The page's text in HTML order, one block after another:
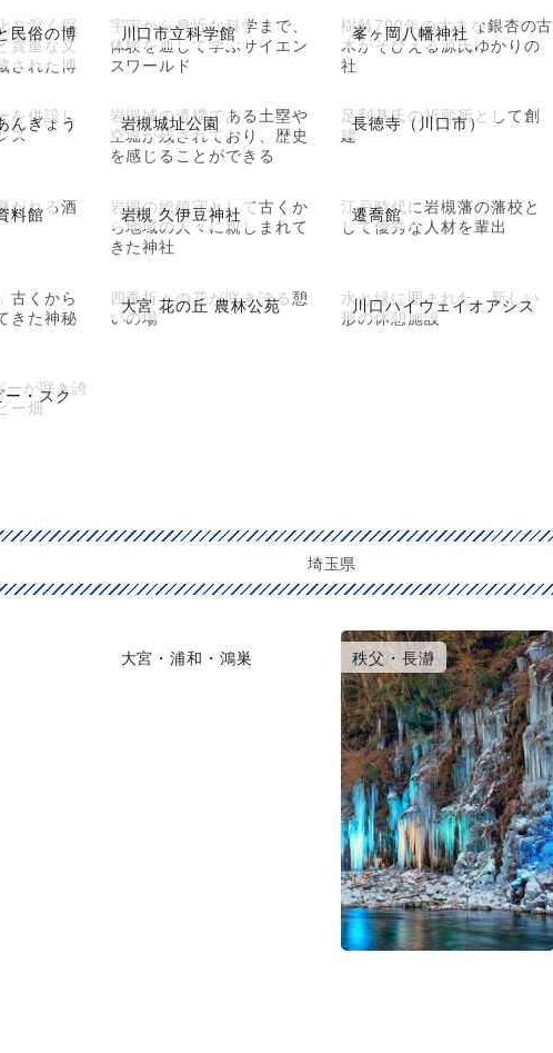
民俗の博
を深く探
貴重な文
された博
川口市立科学館
宇宙から身近な科学まで、
体験を通して学ぶサイエン
スワールド
峯ヶ岡八幡神社
樹齢700年の大きな銀杏の古
木がそびえる源氏ゆかりの
社
んぎょう
を併設し
ス
岩槻城址公園
岩槻城の遺構である土塁や
空堀が残されており、歴史
を感じることができる
長徳寺（川口市）
足利基氏の祈願所として創
建
料館
がれる酒
岩槻 久伊豆神社
岩槻の総鎮守として古くか
ら地域の人々に親しまれて
きた神社
遷喬館
江戸時代に岩槻藩の藩校と
して優秀な人材を輩出
古くから
きた神秘
大宮 花の丘 農林公苑
四季折々の花が咲き誇る憩
いの場
川口ハイウェイオアシス
水と緑に囲まれた、新しい
形の休憩施設
・スク
が咲き誇
ー畑
埼玉県
大宮・浦和・鴻巣 秩父・長瀞